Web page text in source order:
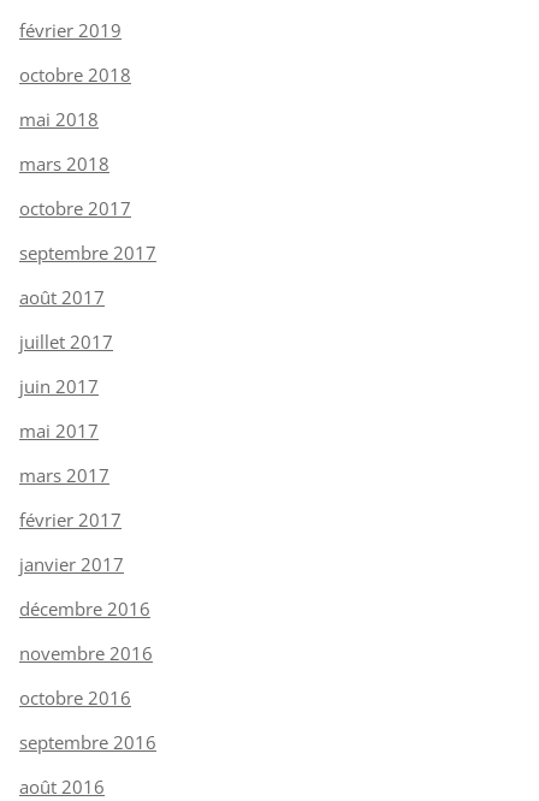
février 2019
octobre 2018
mai 2018
mars 2018
octobre 2017
septembre 2017
août 2017
juillet 2017
juin 2017
mai 2017
mars 2017
février 2017
janvier 2017
décembre 2016
novembre 2016
octobre 2016
septembre 2016
août 2016